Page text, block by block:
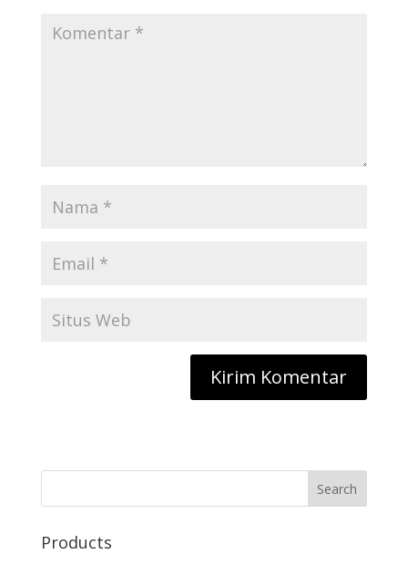
Search
Products